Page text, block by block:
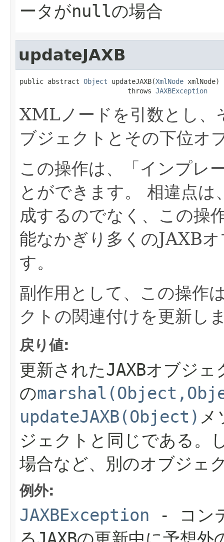
ータがnullの場合
updateJAXB
public abstract Object updateJAXB(XmlNode xmlNode)
                           throws
JAXBException
XMLノードを引数とし、
ブジェクトとその下位オ
この操作は、「インプレ
とができます。
相違点は
成するのでなく、この操
能なかぎり多くのJAXB
す。
副作用として、この操作
クトの関連付けを更新し
戻り値:
更新されたJAXBオブジェ
の
updateJAXB(Object) メ
ジェクトと同じである。
場合など、別のオブジェ
例外:
JAXBException - コン